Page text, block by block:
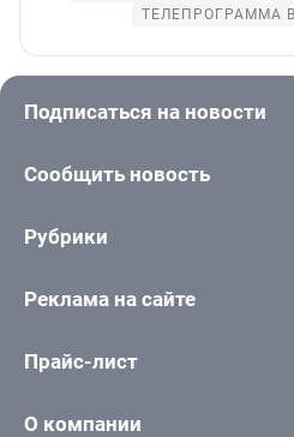
ТЕЛЕПРОГРАММА
Подписаться на новости
Сообщить новость
Рубрики
Реклама на сайте
Прайс-лист
О компании